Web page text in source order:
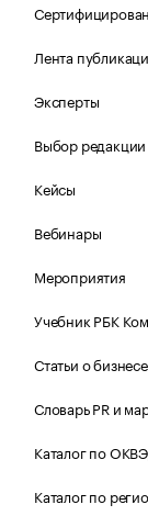
Лента
Эксперты
Выбор редакции
Кейсы
Вебинары
Мероприятия
Учебник РБК
Статьи о бизнесе
Словарь PR и
Каталог по
Каталог по